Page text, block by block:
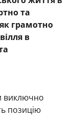
та
грамотно
в
виключно
позицію